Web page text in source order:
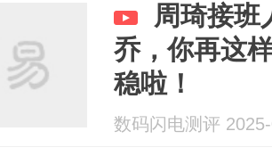
周琦接班
乔，你再这
稳啦！
数码闪电测评